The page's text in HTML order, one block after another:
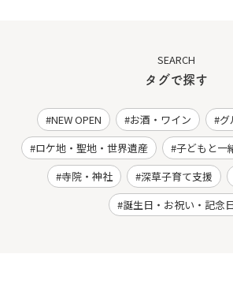
SEARCH
タグで探す
NEW OPEN お酒・ワイン
グ
ロケ地・聖地・世界遺産
子どもと一
寺院・神社
深草子育て支援
誕生日・お祝い・記念